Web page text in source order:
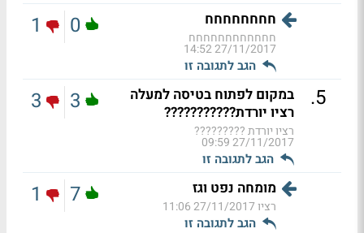
חחחחחחחח
חחחחחחחחחחחח
27/11/2017 14:52
הגב לתגובה זו
0
1
5
.
במקום לפתוח בטיסה למעלה
רציו יורדת???????????
רציו יורדת ?????????
27/11/2017 09:59
הגב לתגובה זו
3
3
מומחה נפט וגז
רציו27/11/2017 11:06
הגב לתגובה זו
7
1